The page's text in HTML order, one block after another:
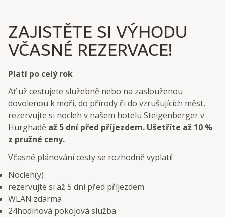
ZAJISTĚTE SI VÝHODU
VČASNÉ REZERVACE!
Platí po celý rok
Ať už cestujete služebně nebo na zaslouženou
dovolenou k moři, do přírody či do vzrušujících měst,
rezervujte si nocleh v našem hotelu Steigenberger v
Hurghadě až 5 dní před příjezdem. Ušetříte až 10 %
z pružné ceny.
Včasné plánování cesty se rozhodně vyplatí!
Nocleh(y)
rezervujte si až 5 dní před příjezdem
WLAN zdarma
24hodinová pokojová služba